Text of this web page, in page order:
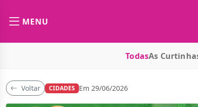
MENU
TodasAs
Voltar CIDADES Em 29/06/2026